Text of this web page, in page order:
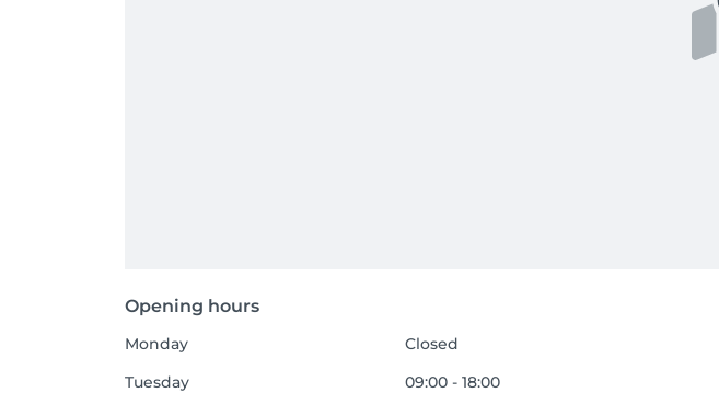
Opening hours
Monday
Closed
Tuesday
09:00 - 18:00